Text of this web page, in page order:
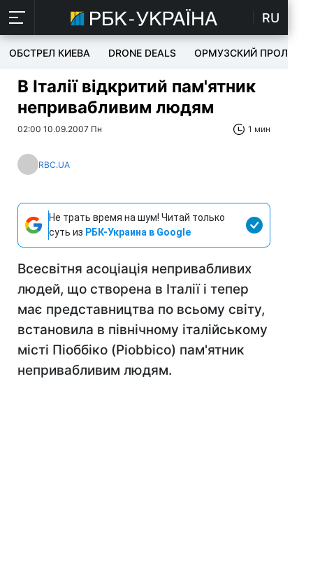
RU
ОБСТРЕЛ КИЕВА DRONE DEALS ОРМУЗСКИЙ ПРОЛИВ
В Італії відкритий пам'ятник
непривабливим людям
02:00 10.09.2007 Пн 1 мин
RBC.UA
Не трать время на шум! Читай только
суть из РБК-Украина в Google
Всесвітня асоціація непривабливих
людей, що створена в Італії і тепер
має представництва по всьому світу,
встановила в північному італійському
місті Піоббіко (Piobbico) пам'ятник
непривабливим людям.